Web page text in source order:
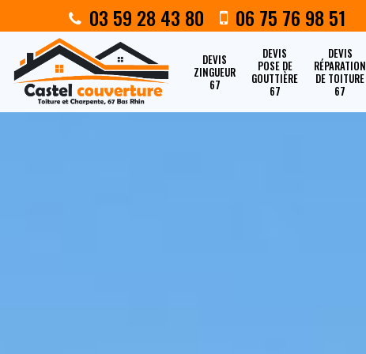
03 59 28 43 80 06 75 76 98 51
DEVIS
ZINGUEUR
67
DEVIS
POSE DE
GOUTTIÈRE
67
DEVIS
RÉPARATION
DE TOITURE
67